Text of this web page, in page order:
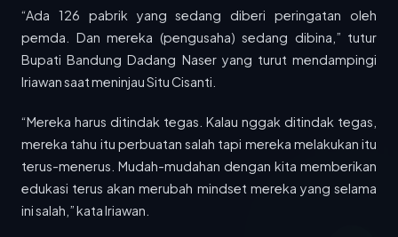
26 MEI 2025
Menenun Masa Depan Energi Lewat Jejak Digital: SEI dan Tiga Penghargaan Dalam Seminggu
Bandung (BRS) – Dalam lanskap energi yang terus
Perangi Minol Ilegal, Pemkot Bandung Bentuk Satgas Khusus
Bandung (BRS) – Pemerintah Kota Bandung akan
segera membentuk Satuan...
“Ada 126 pabrik yang sedang diberi peringatan oleh
pemda. Dan mereka (pengusaha) sedang dibina,” tutur
Bupati Bandung Dadang Naser yang turut mendampingi
Iriawan saat meninjau Situ Cisanti.
“Mereka harus ditindak tegas. Kalau nggak ditindak tegas,
mereka tahu itu perbuatan salah tapi mereka melakukan itu
terus-menerus. Mudah-mudahan dengan kita memberikan
edukasi terus akan merubah mindset mereka yang selama
ini salah,” kata Iriawan.